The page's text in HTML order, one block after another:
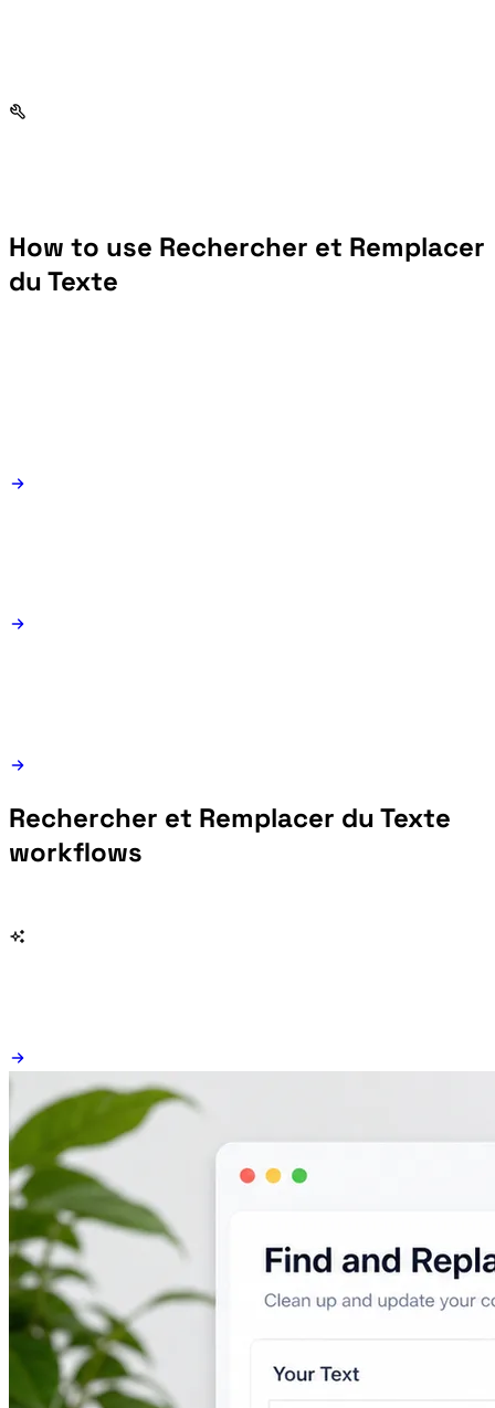
How to use Rechercher et Remplacer
du Texte
Rechercher et Remplacer du Texte
workflows